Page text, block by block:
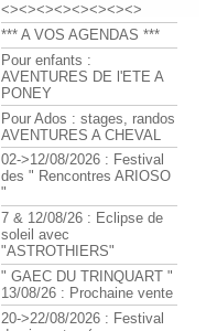
<><><><><><><><>
*** A VOS AGENDAS ***
Pour enfants :
AVENTURES DE l'ETE A
PONEY
Pour Ados : stages, randos
AVENTURES A CHEVAL
02->12/08/2026 : Festival
des " Rencontres ARIOSO
"
7 & 12/08/26 : Eclipse de
soleil avec
"ASTROTHIERS"
" GAEC DU TRINQUART "
13/08/26 : Prochaine vente
20->22/08/2026 : Festival